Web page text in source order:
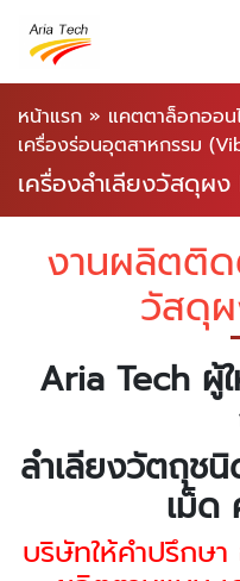
หน้าแรก » แคตตาล็อกออน
เครื่องร่อนอุตสาหกรรม
เครื่องลำเลียงวัสดุผ
งานผลิตติด
วัสดุ
Aria Tech ผู้
ลำเลียงวัตถุช
เม็ด
บริษัทให้คำปรึกษ